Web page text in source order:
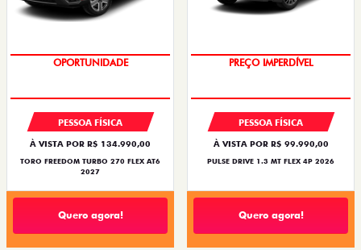
OPORTUNIDADE
PESSOA FÍSICA
À VISTA POR R$ 134.990,00
TORO FREEDOM TURBO 270 FLEX AT6
2027
Quero agora!
PREÇO IMPERDÍVEL
PESSOA FÍSICA
À VISTA POR R$ 99.990,00
PULSE DRIVE 1.3 MT FLEX 4P 2026
Quero agora!